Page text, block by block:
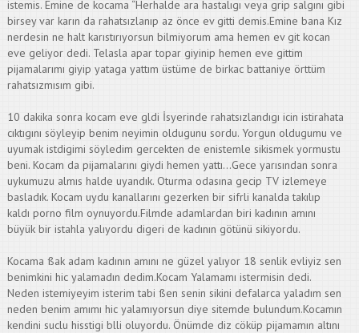
istemis. Emine de kocama “Herhalde ara hastalıgı veya grip salgını gibi
birsey var karın da rahatsızlanıp az önce ev gitti demis.Emine bana Kız
nerdesin ne halt karıstırıyorsun bilmiyorum ama hemen ev git kocan
eve geliyor dedi. Telasla apar topar giyinip hemen eve gittim
pijamalarımı giyip yataga yattım üstüme de birkac battaniye örttüm
rahatsızmısım gibi.
10 dakika sonra kocam eve gldi İsyerinde rahatsızlandıgı icin istirahata
cıktıgını söyleyip benim neyimin oldugunu sordu. Yorgun oldugumu ve
uyumak istdigimi söyledim gercekten de enistemle sikismek yormustu
beni. Kocam da pijamalarını giydi hemen yattı…Gece yarısından sonra
uykumuzu almıs halde uyandık. Oturma odasına gecip TV izlemeye
basladık. Kocam uydu kanallarını gezerken bir sifrli kanalda takılıp
kaldı porno film oynuyordu.Filmde adamlardan biri kadının amını
büyük bir istahla yalıyordu digeri de kadının götünü sikiyordu.
Kocama ßak adam kadının amını ne güzel yalıyor 18 senlik evliyiz sen
benimkini hic yalamadın dedim.Kocam Yalamamı istermisin dedi.
Neden istemiyeyim isterim tabi ßen senin sikini defalarca yaladım sen
neden benim amımı hic yalamıyorsun diye sitemde bulundum.Kocamın
kendini suclu hisstigi blli oluyordu. Önümde diz cöküp pijamamın altını